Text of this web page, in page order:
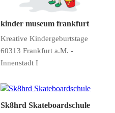
kinder museum frankfurt
Kreative Kindergeburtstage
60313 Frankfurt a.M. -
Innenstadt I
Sk8hrd Skateboardschule